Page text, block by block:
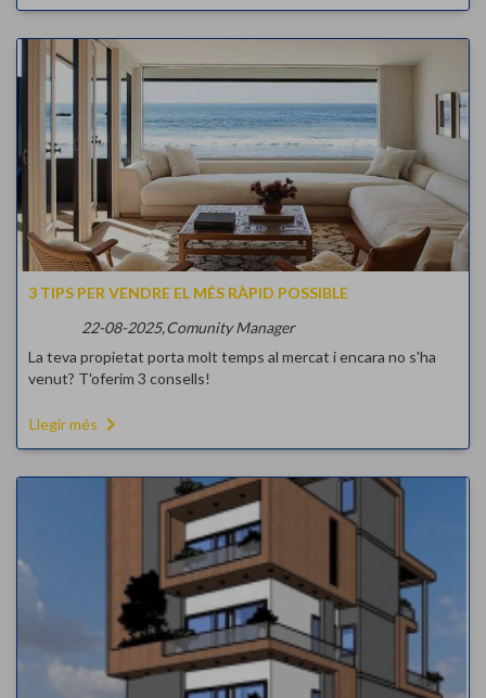
3 TIPS PER VENDRE EL MÉS RÀPID POSSIBLE
22-08-2025,Comunity Manager
La teva propietat porta molt temps al mercat i encara no s'ha
venut? T'oferim 3 consells!
Llegir més navigate_next